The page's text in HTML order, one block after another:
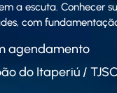
a escuta. Conhecer
com
agendamento
do Itaperiú / TJSC